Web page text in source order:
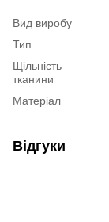
Вид виробу
Тип
Щільність
тканини
Матеріал
Відгуки